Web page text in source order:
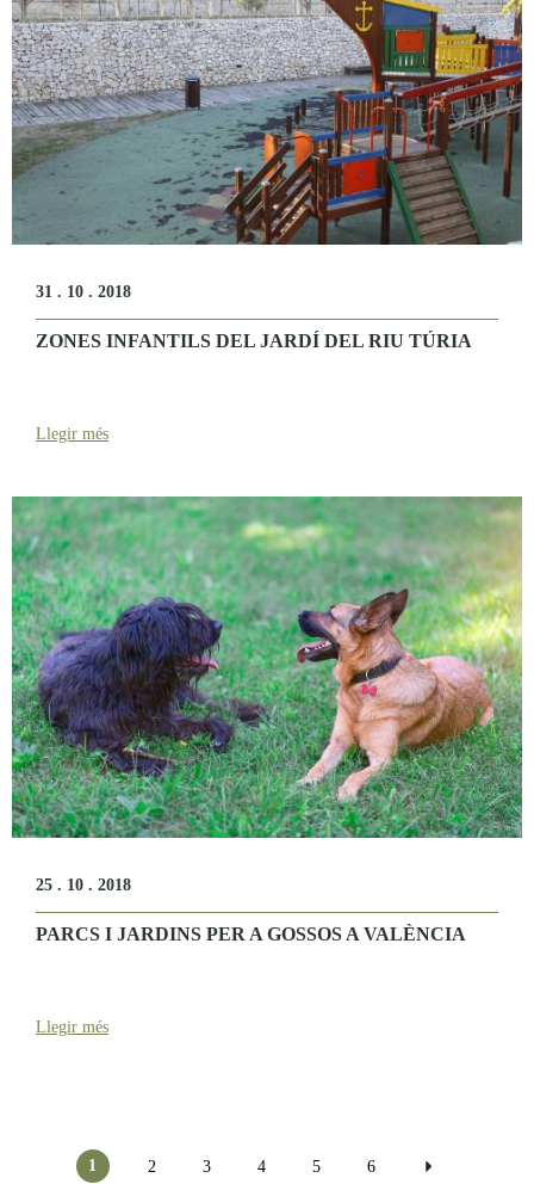
31 . 10 . 2018
ZONES INFANTILS DEL JARDÍ DEL RIU TÚRIA
Llegir més
25 . 10 . 2018
PARCS I JARDINS PER A GOSSOS A VALÈNCIA
Llegir més
1 2 3 4 5 6